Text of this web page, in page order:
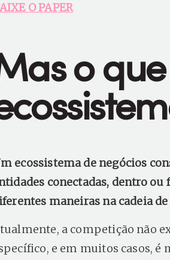
O PAPER
o
ecossistema de negócios
conectadas, dentro ou
maneiras na cadeia
a competição não
e em muitos casos, é